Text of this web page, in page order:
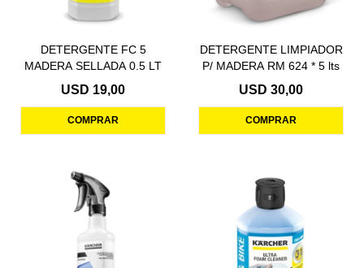
DETERGENTE FC 5
MADERA SELLADA 0.5 LT
USD 19,00
DETERGENTE LIMPIADOR
P/ MADERA RM 624 * 5 lts
USD 30,00